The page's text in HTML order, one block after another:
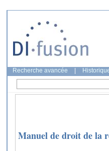
Recherche avancée
Manuel de droit de la